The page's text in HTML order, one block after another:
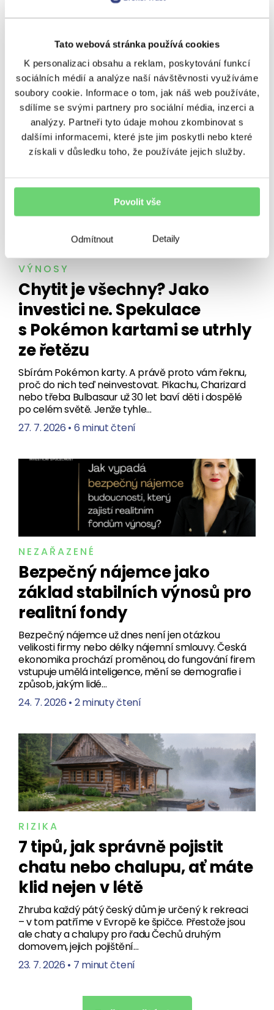
Detaily
Tato webová stránka používá cookies
K personalizaci obsahu a reklam, poskytování funkcí
sociálních médií a analýze naší návštěvnosti využíváme
soubory cookie. Informace o tom, jak náš web používáte,
sdílíme se svými partnery pro sociální média, inzerci a
analýzy. Partneři tyto údaje mohou zkombinovat s
dalšími informacemi, které jste jim poskytli nebo které
získali v důsledku toho, že používáte jejich služby.
Povolit vše
Odmítnout
Úvěrování
Výnosy
Vzdělávání
Zpravodaj
SOUVISEJÍCÍ ČLÁNKY
VÝNOSY
Chytit je všechny? Jako
investici ne. Spekulace
s Pokémon kartami se utrhly
ze řetězu
Sbírám Pokémon karty. A právě proto vám řeknu,
proč do nich teď neinvestovat. Pikachu, Charizard
nebo třeba Bulbasaur už 30 let baví děti i dospělé
po celém světě. Jenže tyhle…
27. 7. 2026 • 6 minut čtení
NEZAŘAZENÉ
Bezpečný nájemce jako
základ stabilních výnosů pro
realitní fondy
Bezpečný nájemce už dnes není jen otázkou
velikosti firmy nebo délky nájemní smlouvy. Česká
ekonomika prochází proměnou, do fungování firem
vstupuje umělá inteligence, mění se demografie i
způsob, jakým lidé…
24. 7. 2026 • 2 minuty čtení
RIZIKA
7 tipů, jak správně pojistit
chatu nebo chalupu, ať máte
klid nejen v létě
Zhruba každý pátý český dům je určený k rekreaci
– v tom patříme v Evropě ke špičce. Přestože jsou
ale chaty a chalupy pro řadu Čechů druhým
domovem, jejich pojištění…
23. 7. 2026 • 7 minut čtení